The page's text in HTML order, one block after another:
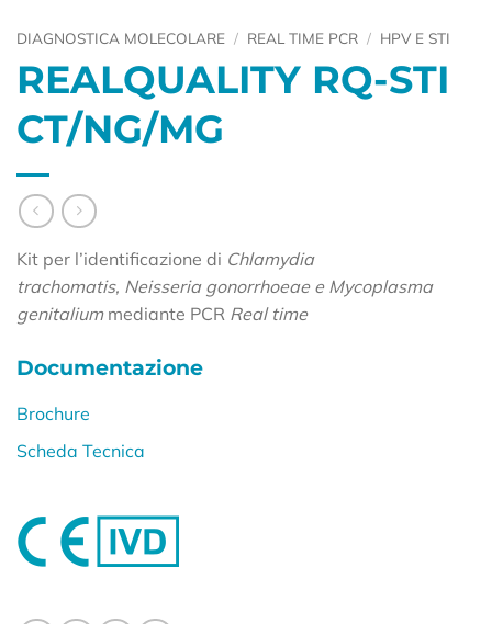
DIAGNOSTICA MOLECOLARE / REAL TIME PCR / HPV E STI
REALQUALITY RQ-STI
CT/NG/MG
Kit per l’identificazione di Chlamydia
trachomatis, Neisseria gonorrhoeae e Mycoplasma
genitalium mediante PCR Real time
Documentazione
Brochure
Scheda Tecnica